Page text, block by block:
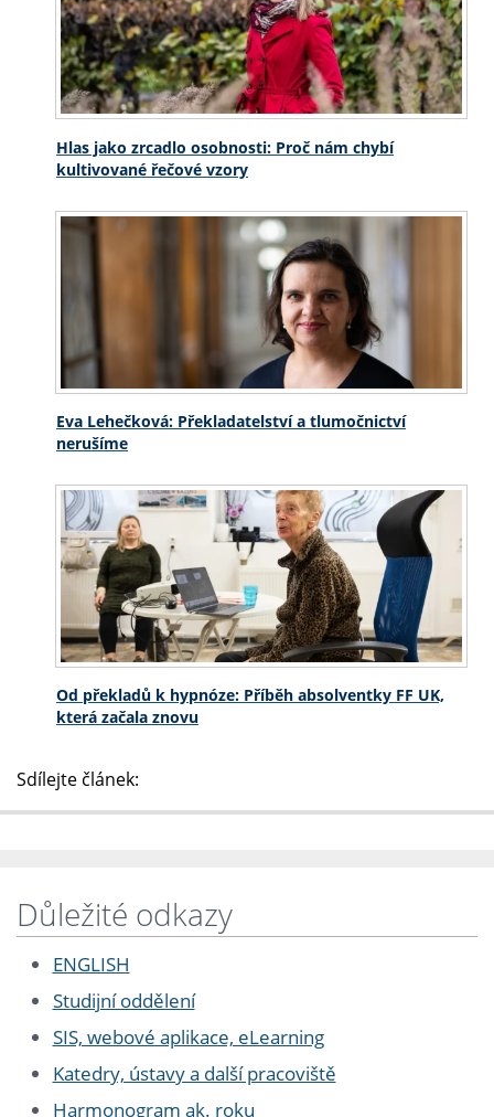
Hlas jako zrcadlo osobnosti: Proč nám chybí
kultivované řečové vzory
Eva Lehečková: Překladatelství a tlumočnictví
nerušíme
Od překladů k hypnóze: Příběh absolventky FF UK,
která začala znovu
Sdílejte článek:
Důležité odkazy
ENGLISH
Studijní oddělení
SIS, webové aplikace, eLearning
Katedry, ústavy a další pracoviště
Harmonogram ak. roku